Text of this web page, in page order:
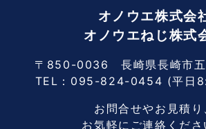
オノウエ株式会
オノウエねじ株式
〒850-0036 長崎県長崎市五
TEL： 095-824-0454 (平日
お問合せやお見積り
お気軽にご連絡くださ